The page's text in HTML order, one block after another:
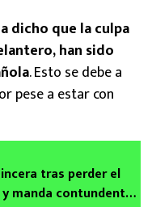
dicho que la culpa
han sido
. Esto se debe a
pese a estar con
tras perder el
manda contundente